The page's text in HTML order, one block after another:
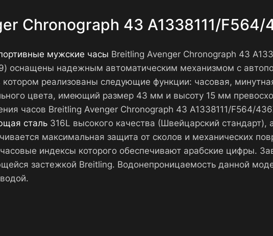
Chronograph 43 A1338111/F564/
мужские часы Breitling Avenger Chronograph 43
оснащены надежным автоматическим механизмом с
реализованы следующие функции: часовая,
цвета, имеющий размер 43 мм и высоту 15 мм
часов Breitling Avenger Chronograph 43 A1338111/F564/
сталь 316L высокого качества (Швейцарский стандарт),
максимальная защита от сколов и механических
индексы которого обеспечивают арабские цифры.
застежкой Breitling. Водонепроницаемость данной